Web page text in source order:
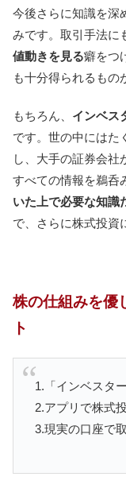
今後さらに知識を深
みです。取引手法に
値動きを見る癖をつ
も十分得られるもの
もちろん、 インベス
です。世の中にはた
し、大手の証券会社
すべての情報を鵜呑
いた上で必要な知識
で、さらに株式投資
株の仕組みを優
ト
1.「インベスタ
2.アプリで株式
3.現実の口座で